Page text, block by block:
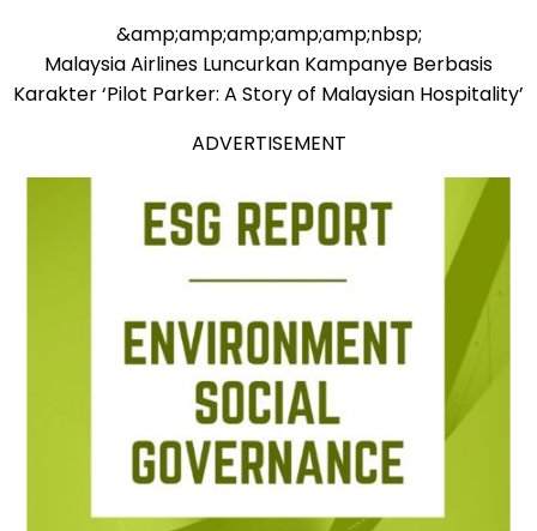
&amp;amp;amp;amp;amp;nbsp;
Malaysia Airlines Luncurkan Kampanye Berbasis
Karakter ‘Pilot Parker: A Story of Malaysian Hospitality’
ADVERTISEMENT